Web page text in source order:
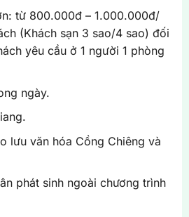
từ 800.000đ – 1.000.000đ/
(Khách sạn 3 sao/4 sao) đối
yêu cầu ở 1 người 1 phòng
ngày.
lưu văn hóa Cồng Chiêng và
phát sinh ngoài chương trình